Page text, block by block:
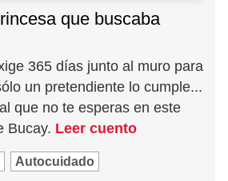
que buscaba
365 días junto al muro para
un pretendiente lo cumple...
que no te esperas en este
Bucay. Leer cuento
Autocuidado